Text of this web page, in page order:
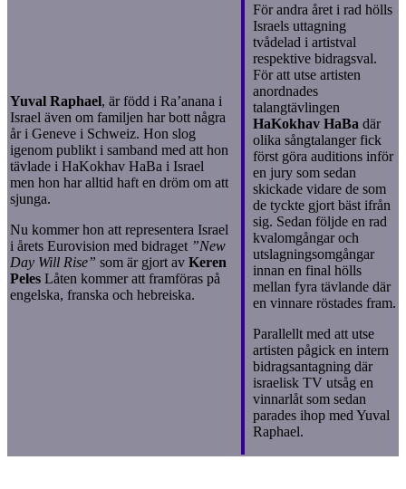
Yuval Raphael, är född i Ra’anana i
Israel även om familjen har bott några
år i Geneve i Schweiz. Hon slog
igenom publikt i samband med att hon
tävlade i HaKokhav HaBa i Israel
men hon har alltid haft en dröm om att
sjunga.
Nu kommer hon att representera Israel
i årets Eurovision med bidraget ”New
Day Will Rise” som är gjort av Keren
Peles Låten kommer att framföras på
engelska, franska och hebreiska.
För andra året i rad hölls
Israels uttagning
tvådelad i artistval
respektive bidragsval.
För att utse artisten
anordnades
talangtävlingen
HaKokhav HaBa där
olika sångtalanger fick
först göra auditions inför
en jury som sedan
skickade vidare de som
de tyckte gjort bäst ifrån
sig. Sedan följde en rad
kvalomgångar och
utslagningsomgångar
innan en final hölls
mellan fyra tävlande där
en vinnare röstades fram.
Parallellt med att utse
artisten pågick en intern
bidragsantagning där
israelisk TV utsåg en
vinnarlåt som sedan
parades ihop med Yuval
Raphael.